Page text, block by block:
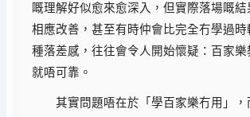
嘅理解好似愈來愈深入，但實際落場嘅
相應改善，甚至有時仲會比完全冇學過時
種落差感，往往會令人開始懷疑：百家樂
就唔可靠。
其實問題唔在於「學百家樂冇用」，